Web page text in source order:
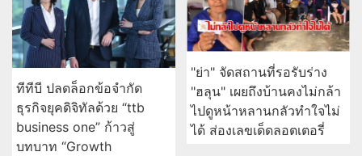
ทีทีบี ปลดล็อกข้อจำกัด
ธุรกิจยุคดิจิทัลด้วย “ttb
business one” ก้าวสู่
บทบาท “Growth
"ย่า" จัดสถานที่รอรับร่าง
"ฮลุน" เผยถึงบ้านคงไม่กล้า
ไปดูหน้าหลานกลัวทำใจไม่
ได้ ส่องเลขเด็ดลอตเตอรี่